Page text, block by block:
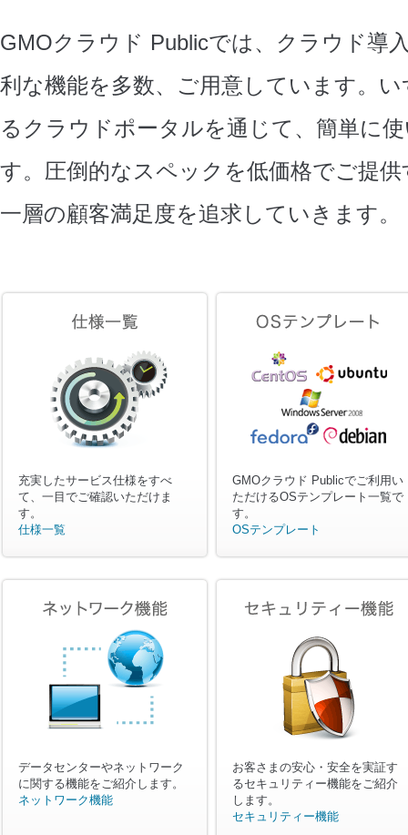
GMOクラウド Publicでは、クラウド導
利な機能を多数、ご用意しています。
るクラウドポータルを通じて、簡単に
す。圧倒的なスペックを低価格でご提
一層の顧客満足度を追求していきます。
充実したサービス仕様をすべ
て、一目でご確認いただけま
す。
仕様一覧
GMOクラウド Publicでご利用い
ただけるOSテンプレート一覧で
す。
OSテンプレート
データセンターやネットワーク
に関する機能をご紹介します。
ネットワーク機能
お客さまの安心・安全を実証す
るセキュリティー機能をご紹介
します。
セキュリティー機能